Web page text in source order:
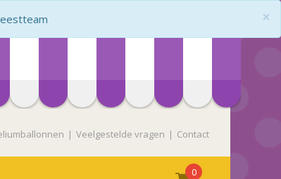
×
Veelgestelde vragen Contact
0